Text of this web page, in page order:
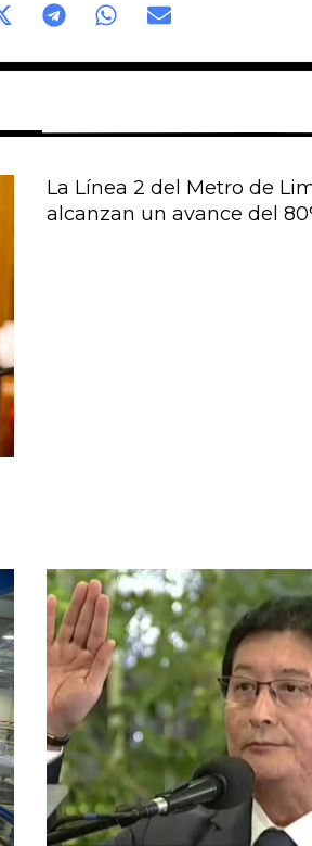
La Línea 2 del Metro de
alcanzan un avance del